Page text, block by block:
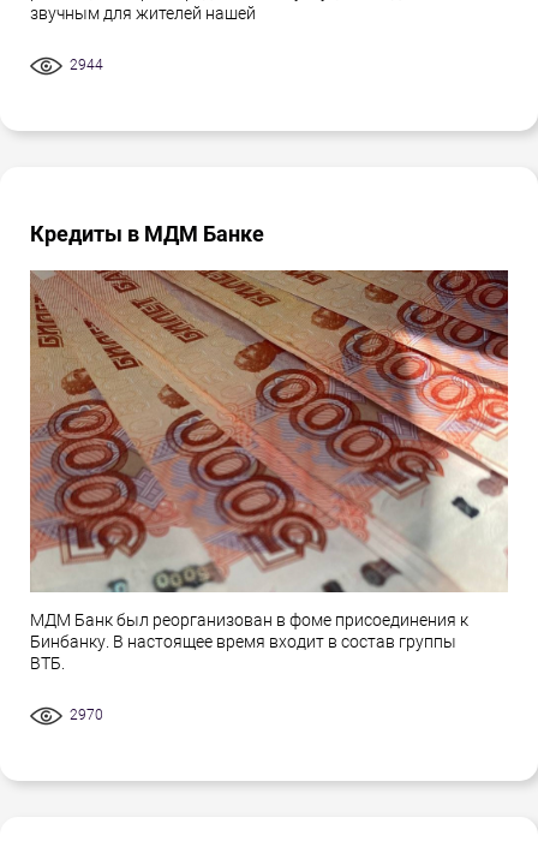
звучным для жителей нашей
2944
Кредиты в МДМ Банке
МДМ Банк был реорганизован в фоме присоединения к
Бинбанку. В настоящее время входит в состав группы
ВТБ.
2970